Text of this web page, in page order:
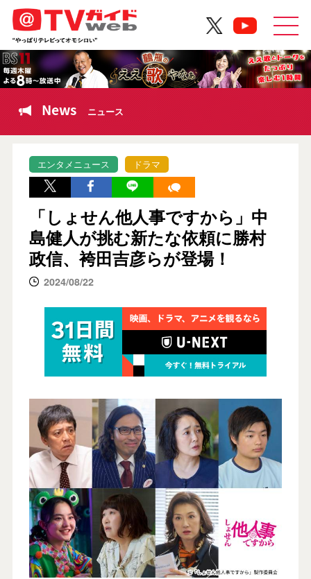
News ニュース
エンタメニュース ドラマ
「しょせん他人事ですから」中
島健人が挑む新たな依頼に勝村
政信、袴田吉彦らが登場！
2024/08/22